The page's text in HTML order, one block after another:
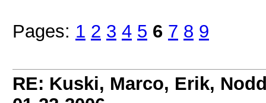
Pages: 1 2 3 4 5 6 7 8 9
RE: Kuski, Marco, Erik,